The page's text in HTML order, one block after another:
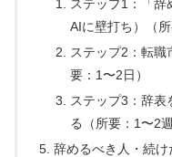
ステップ1：「辞
AIに壁打ち）（所
ステップ2：転職
要：1〜2日）
ステップ3：辞表
る（所要：1〜2週
辞めるべき人・続